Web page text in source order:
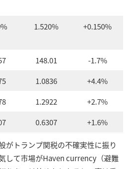
1.520% +0.150%
148.01
-1.7%
1.0836
+4.4%
1.2922
+2.7%
0.6307 +1.6%
がトランプ関税の不確実性に振り
して市場がHaven currency（避難